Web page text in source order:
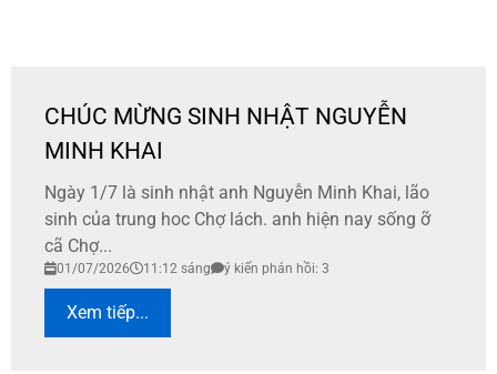
CHÚC MỪNG SINH NHẬT NGUYỄN
MINH KHAI
Ngày 1/7 là sinh nhật anh Nguyễn Minh Khai, lão
sinh của trung hoc Chợ lách. anh hiện nay sống ỡ
cã Chợ...
01/07/2026 11:12 sáng ý kiến phản hồi: 3
Xem tiếp...